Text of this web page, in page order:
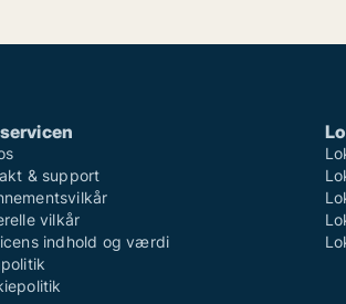
& support
vilkår
indhold og værdi